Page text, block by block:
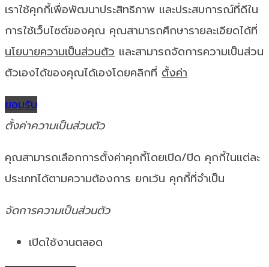
เราใช้คุกกี้เพื่อพัฒนาประสิทธิภาพ และประสบการณ์ที่ดีใน
การใช้เว็บไซต์ของคุณ คุณสามารถศึกษารายละเอียดได้ที่
นโยบายความเป็นส่วนตัว และสามารถจัดการความเป็นส่วน
ตัวเองได้ของคุณได้เองโดยคลิกที่ ตั้งค่า
ยอมรับ
ตั้งค่าความเป็นส่วนตัว
คุณสามารถเลือกการตั้งค่าคุกกี้โดยเปิด/ปิด คุกกี้ในแต่ละ
ประเภทได้ตามความต้องการ ยกเว้น คุกกี้ที่จำเป็น
จัดการความเป็นส่วนตัว
เปิดใช้งานตลอด